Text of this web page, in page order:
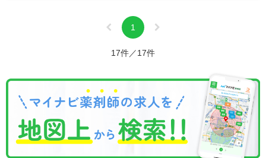
1
17件／17件